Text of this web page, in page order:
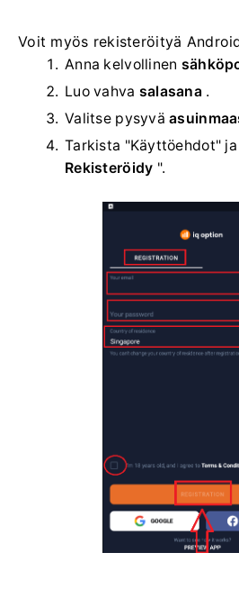
Voit myös rekisteröityä
Anna kelvollinen
Luo vahva salasana .
Valitse pysyvä
Tarkista "Käyttöehdot"
Rekisteröidy ".